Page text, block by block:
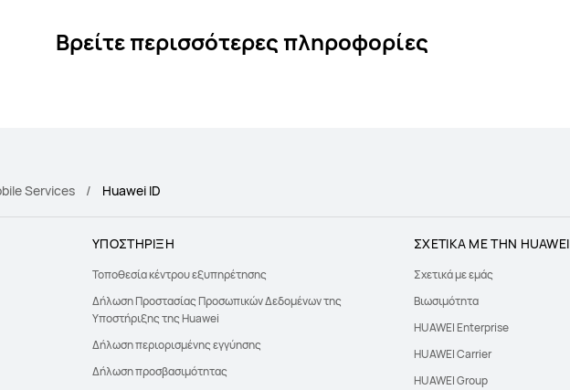
Βρείτε περισσότερες πληροφορίες
Services Huawei ID
ΥΠΟΣΤΗΡΙΞΗ
Τοποθεσία κέντρου εξυπηρέτησης
Δήλωση Προστασίας Προσωπικών Δεδομένων της
Υποστήριξης της Huawei
Δήλωση περιορισμένης εγγύησης
Δήλωση προσβασιμότητας
ΣΧΕΤΙΚΑ ΜΕ ΤΗΝ HUAWEI
Σχετικά με εμάς
Βιωσιμότητα
HUAWEI Enterprise
HUAWEI Carrier
HUAWEI Group